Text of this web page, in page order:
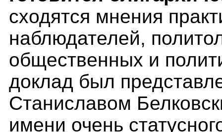
сходятся мнения
наблюдателей,
общественных и
доклад был
Станиславом
имени очень